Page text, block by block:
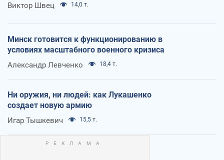
Виктор Швец 14,0 т.
Минск готовится к функционированию в
условиях масштабного военного кризиса
Александр Левченко 18,4 т.
Ни оружия, ни людей: как Лукашенко
создает новую армию
Игар Тышкевич 15,5 т.